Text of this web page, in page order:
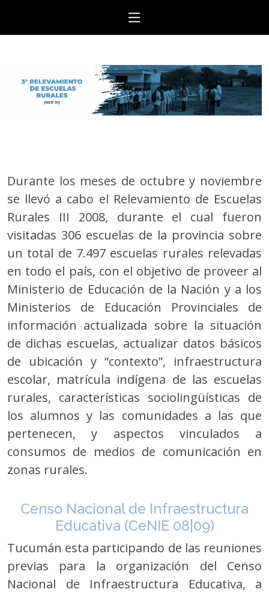
Durante los meses de octubre y noviembre
se llevó a cabo el Relevamiento de Escuelas
Rurales III 2008, durante el cual fueron
visitadas 306 escuelas de la provincia sobre
un total de 7.497 escuelas rurales relevadas
en todo el país, con el objetivo de proveer al
Ministerio de Educación de la Nación y a los
Ministerios de Educación Provinciales de
información actualizada sobre la situación
de dichas escuelas, actualizar datos básicos
de ubicación y “contexto”, infraestructura
escolar, matrícula indígena de las escuelas
rurales, características sociolingüísticas de
los alumnos y las comunidades a las que
pertenecen, y aspectos vinculados a
consumos de medios de comunicación en
zonas rurales.
Censo Nacional de Infraestructura
Educativa (CeNIE 08|09)
Tucumán esta participando de las reuniones
previas para la organización del Censo
Nacional de Infraestructura Educativa, a